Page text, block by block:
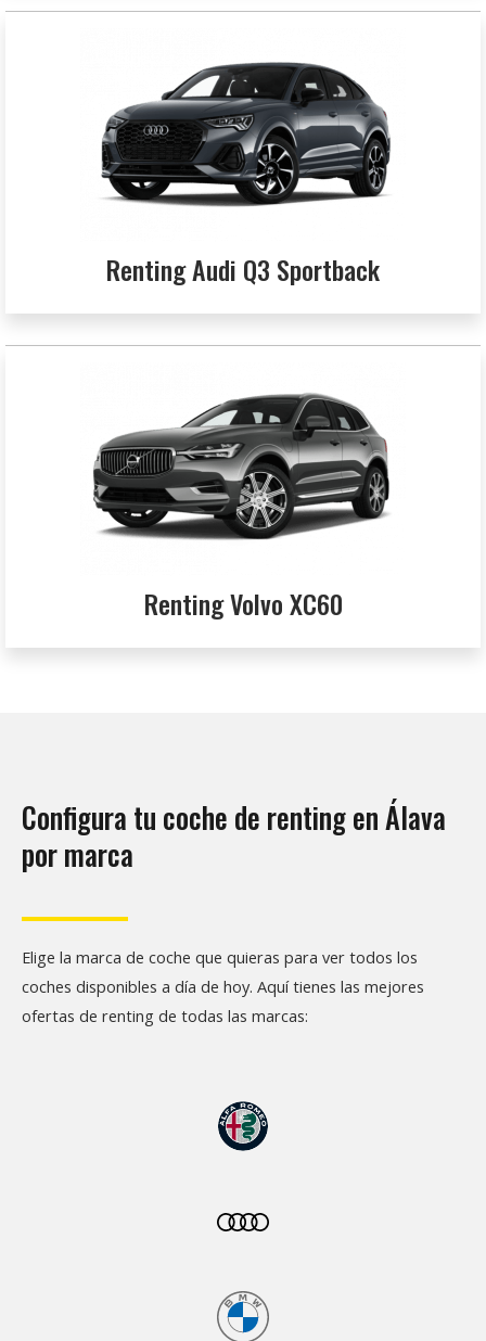
Renting Audi Q3 Sportback
Renting Volvo XC60
Configura tu coche de renting en Álava
por marca
Elige la marca de coche que quieras para ver todos los
coches disponibles a día de hoy. Aquí tienes las mejores
ofertas de renting de todas las marcas: